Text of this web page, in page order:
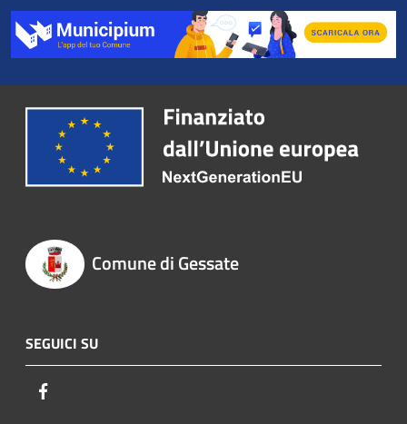
Comune di Gessate
SEGUICI SU